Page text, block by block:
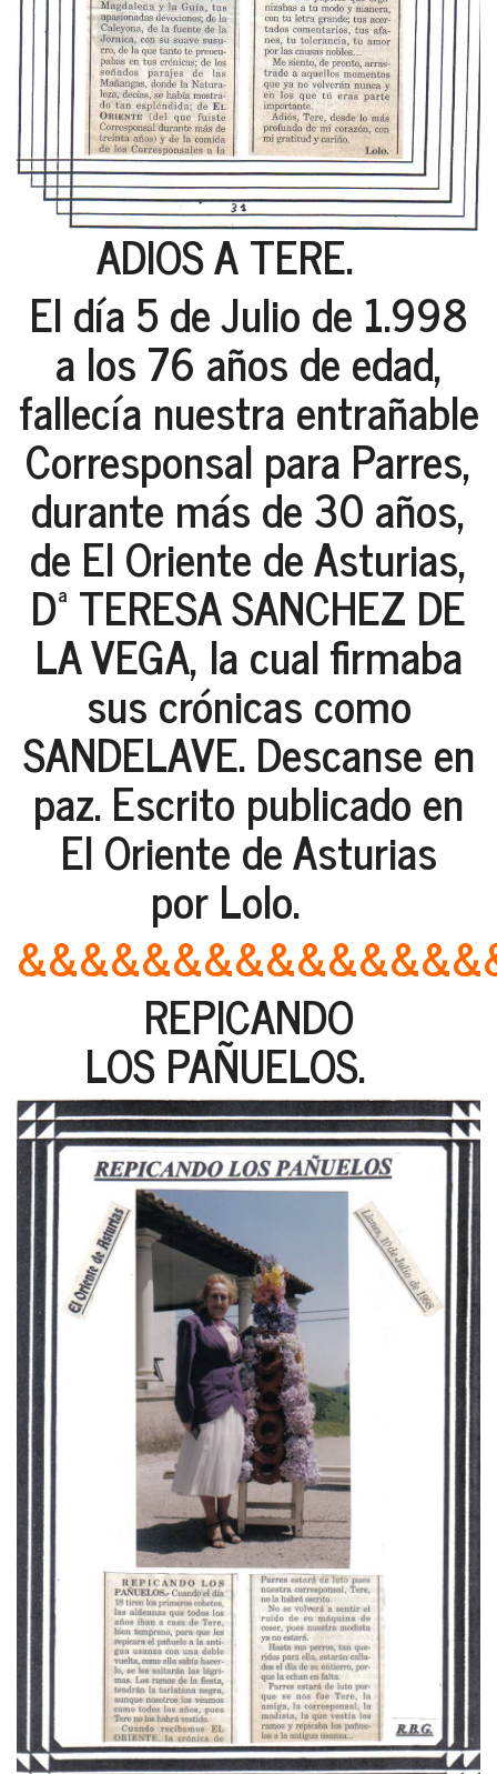
ADIOS A TERE.
El día 5 de Julio de 1.998
a los 76 años de edad,
fallecía nuestra entrañable
Corresponsal para Parres,
durante más de 30 años,
de El Oriente de Asturias,
Dª TERESA SANCHEZ DE
LA VEGA, la cual firmaba
sus crónicas como
SANDELAVE. Descanse en
paz. Escrito publicado en
El Oriente de Asturias
por Lolo.
REPICANDO
LOS PAÑUELOS.